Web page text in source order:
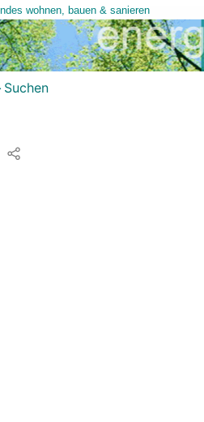
Suchen